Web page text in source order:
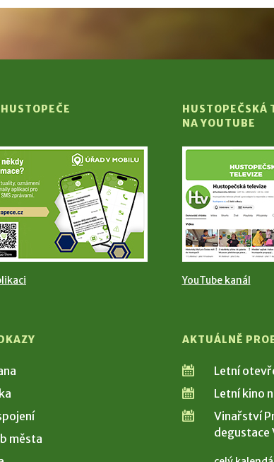
HUSTOPEČSKÁ
NA YOUTUBE
YouTube kanál
města
AKTUÁLNĚ
Letní
Letní kino
Vinařství
degustace